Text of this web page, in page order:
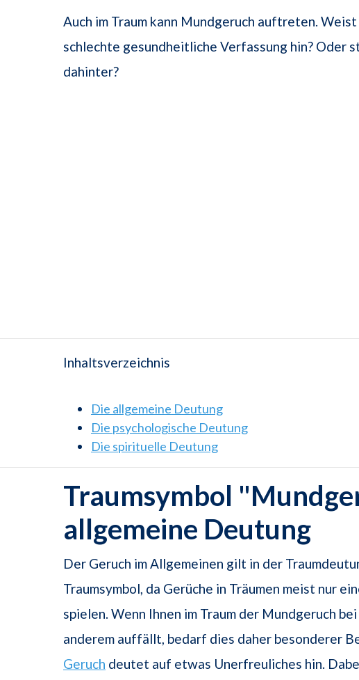
Auch im Traum kann Mundgeruch auftreten.
schlechte gesundheitliche Verfassung hin? Oder
dahinter?
Inhaltsverzeichnis
Die allgemeine Deutung
Die psychologische Deutung
Die spirituelle Deutung
Traumsymbol
allgemeine Deutung
Der Geruch im Allgemeinen gilt in der
Traumsymbol, da Gerüche in Träumen meist nur
spielen. Wenn Ihnen im Traum der Mundgeruch
anderem auffällt, bedarf dies daher besonderer
Geruch deutet auf etwas Unerfreuliches hin.